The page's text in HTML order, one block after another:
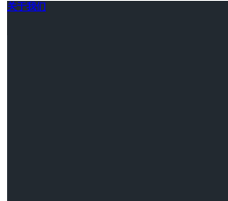
关于我们